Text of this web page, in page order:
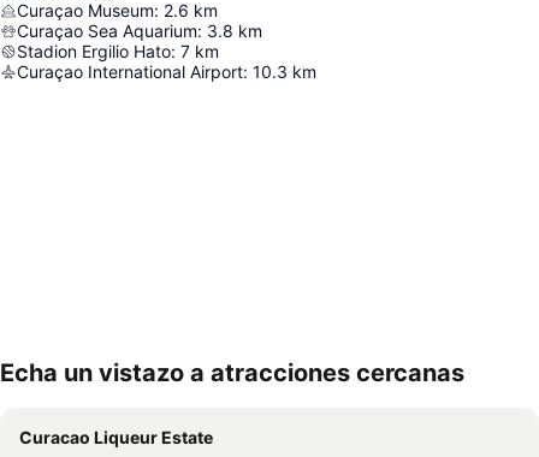
Curaçao Museum: 2.6 km
Curaçao Sea Aquarium: 3.8 km
Stadion Ergilio Hato: 7 km
Curaçao International Airport: 10.3 km
Echa un vistazo a atracciones cercanas
Curacao Liqueur Estate